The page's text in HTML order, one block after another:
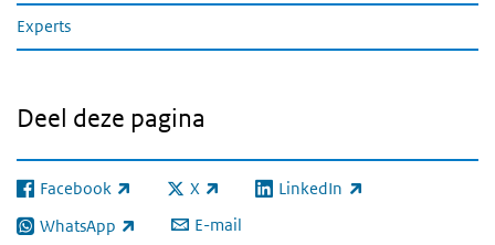
Experts
Deel deze pagina
Facebook
(externe link) X
(externe link) LinkedIn
(externe link)
WhatsApp
(externe link) E-mail